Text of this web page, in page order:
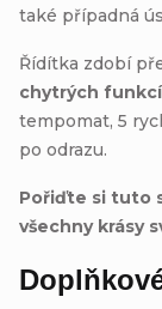
také případná
Řídítka zdobí
chytrých funkcí
tempomat, 5
po odrazu.
Pořiďte si tuto
všechny krásy